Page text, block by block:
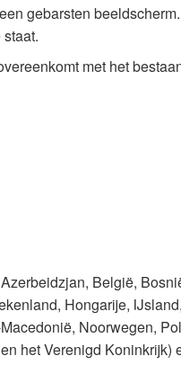
gebarsten
met het
België,
Hongarije,
Noorwegen,
het Verenigd Koninkrijk)